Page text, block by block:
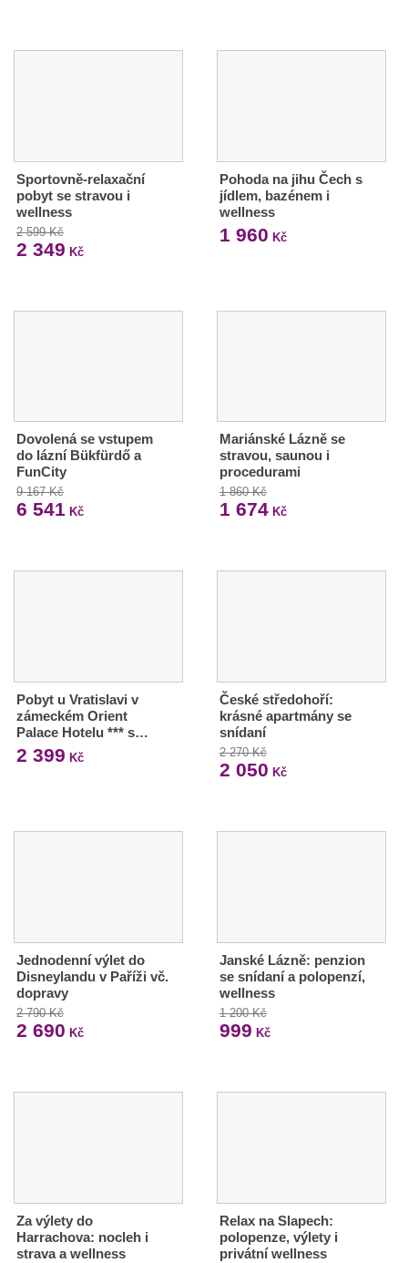
Sportovně-relaxační
pobyt se stravou i
wellness
2 599 Kč
2 349 Kč
Pohoda na jihu Čech s
jídlem, bazénem i
wellness
1 960 Kč
Dovolená se vstupem
do lázní Bükfürdő a
FunCity
9 167 Kč
6 541 Kč
Mariánské Lázně se
stravou, saunou i
procedurami
1 860 Kč
1 674Kč
Pobyt u Vratislavi v
zámeckém Orient
Palace Hotelu *** s…
2 399 Kč
České středohoří:
krásné apartmány se
snídaní
2 270 Kč
2 050 Kč
Jednodenní výlet do
Disneylandu v Paříži vč.
dopravy
2 790 Kč
2 690 Kč
Janské Lázně: penzion
se snídaní a polopenzí,
wellness
1 200 Kč
999 Kč
Za výlety do
Harrachova: nocleh i
strava a wellness
Relax na Slapech:
polopenze, výlety i
privátní wellness